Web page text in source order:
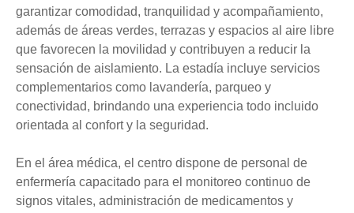
garantizar comodidad, tranquilidad y acompañamiento,
además de áreas verdes, terrazas y espacios al aire libre
que favorecen la movilidad y contribuyen a reducir la
sensación de aislamiento. La estadía incluye servicios
complementarios como lavandería, parqueo y
conectividad, brindando una experiencia todo incluido
orientada al confort y la seguridad.
En el área médica, el centro dispone de personal de
enfermería capacitado para el monitoreo continuo de
signos vitales, administración de medicamentos y